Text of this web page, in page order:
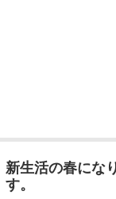
新生活の春にな
す。